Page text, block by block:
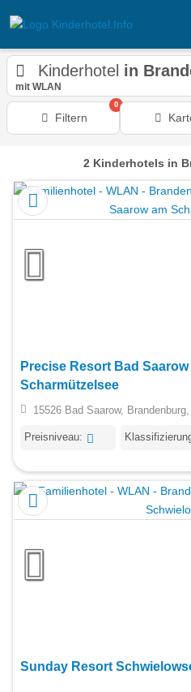
Kinderhotel in
mit WLAN
Filtern
0
2 Kinderhotels in
Precise Resort Bad Saarow
Scharmützelsee
15526 Bad Saarow,
Preisniveau:
Sunday Resort